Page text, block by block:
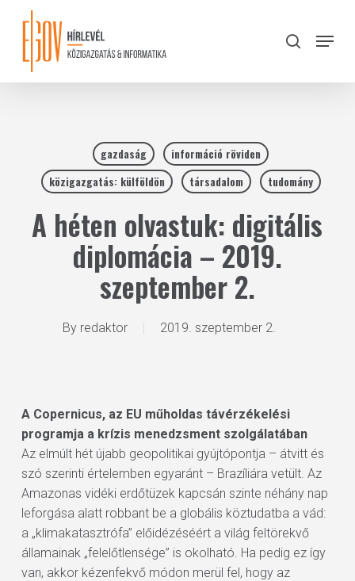
content
search
Menu
gazdaság
információ röviden
közigazgatás: külföldön
társadalom tudomány
A héten olvastuk: digitális
diplomácia – 2019.
szeptember 2.
By redaktor 2019. szeptember 2.
A Copernicus, az EU műholdas távérzékelési
programja a krízis menedzsment szolgálatában
Az elmúlt hét újabb geopolitikai gyújtópontja – átvitt és
szó szerinti értelemben egyaránt – Brazíliára vetült. Az
Amazonas vidéki erdőtüzek kapcsán szinte néhány nap
leforgása alatt robbant be a globális köztudatba a vád:
a „klimakatasztrófa” előidézéséért a világ feltörekvő
államainak „felelőtlensége” is okolható. Ha pedig ez így
van, akkor kézenfekvő módon merül fel, hogy az
Close